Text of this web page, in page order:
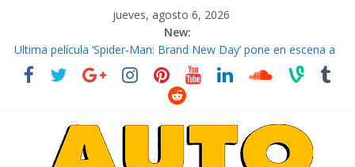
jueves, agosto 6, 2026
New:
El costo de tener un vehículo gana protagonismo a la hora de
decidir
Ultima película ‘Spider‑Man: Brand New Day’ pone en escena a
La Vuelta al Ecuador 2026, edición 47ª, recorre 7 provincias en 8